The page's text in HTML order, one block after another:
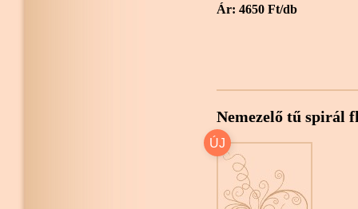
Ár: 4650 Ft/db
Nemezelő tű spirál